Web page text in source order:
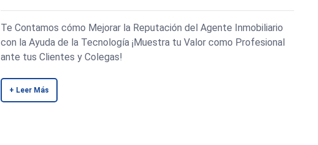
Te Contamos cómo Mejorar la Reputación del Agente Inmobiliario
con la Ayuda de la Tecnología ¡Muestra tu Valor como Profesional
ante tus Clientes y Colegas!
+ Leer Más